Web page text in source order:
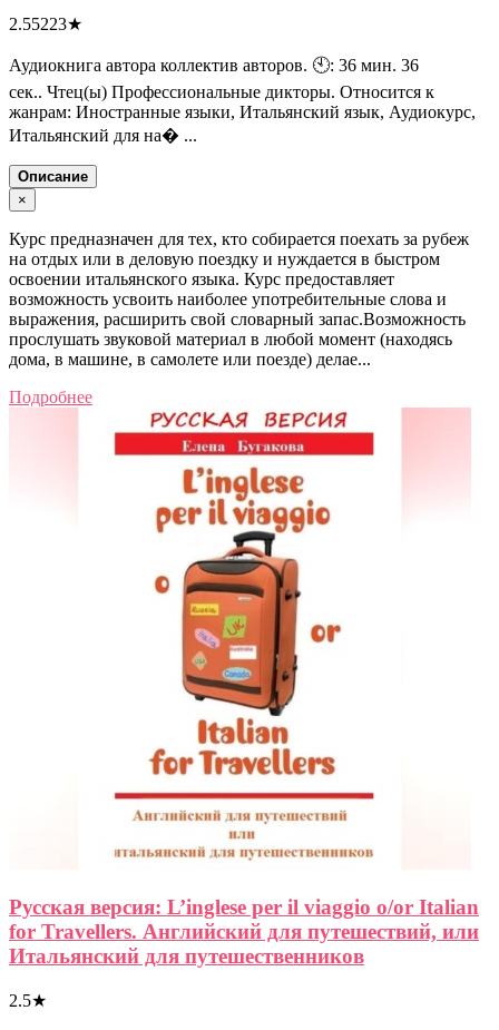
2.55223★
Аудиокнига автора коллектив авторов. 🕙: 36 мин. 36
сек.. Чтец(ы) Профессиональные дикторы. Относится к
жанрам: Иностранные языки, Итальянский язык, Аудиокурс,
Итальянский для на� ...
Описание
×
Курс предназначен для тех, кто собирается поехать за рубеж
на отдых или в деловую поездку и нуждается в быстром
освоении итальянского языка. Курс предоставляет
возможность усвоить наиболее употребительные слова и
выражения, расширить свой словарный запас.Возможность
прослушать звуковой материал в любой момент (находясь
дома, в машине, в самолете или поезде) делае...
Подробнее
Русская версия: L’inglese per il viaggio o/or Italian
for Travellers. Английский для путешествий, или
Итальянский для путешественников
2.5★